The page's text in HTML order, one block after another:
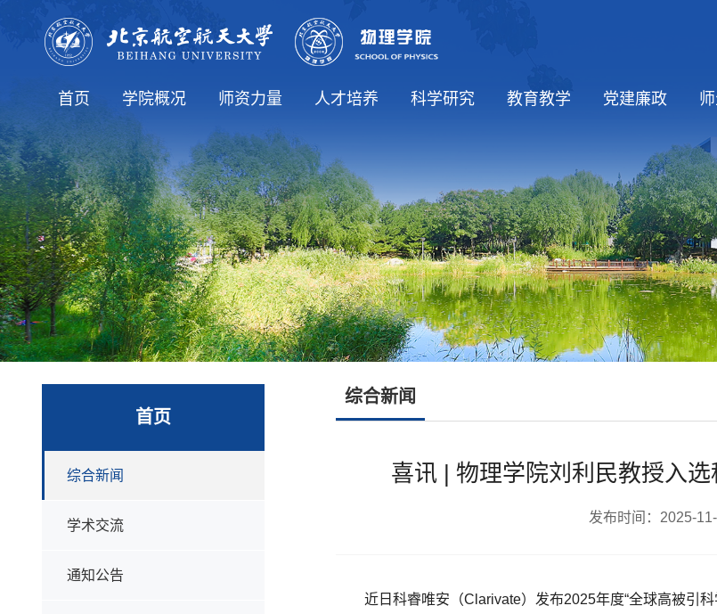
首页 学院概况
学院简介
院长致辞
历史沿革
学院领导
学院机构
师资力量
师资队伍
博士生导师
教师列表
党政办公室
学生工作办公室
人才培养 科学研究 教育教学 党建廉政
首页
综合新闻
学术交流
通知公告
综合新闻
喜讯 | 物理学院刘利民教授入
发布时间：2025-
近日科睿唯安（Clarivate）发布2025年度“全球高被引